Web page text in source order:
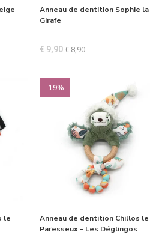
Anneau de dentition Sophie la
Girafe
€9,90 € 8,90
le
-19%
Anneau de dentition Chillos le
Paresseux – Les Déglingos